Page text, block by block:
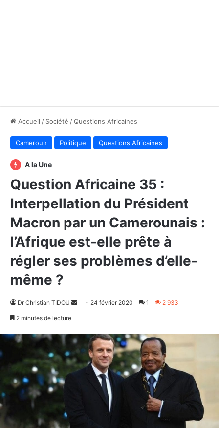
Accueil / Société /Questions Africaines
Cameroun Politique Questions Africaines
A la Une
Question Africaine 35 :
Interpellation du Président
Macron par un Camerounais :
l’Afrique est-elle prête à
régler ses problèmes d’elle-
même ?
Dr Christian TIDOU
Envoyer24 février 2020 1 2 933
2 minutes de lecture